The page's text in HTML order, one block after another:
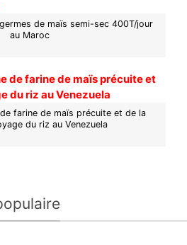
de maïs semi-sec 400T/jour
au Maroc
farine de maïs précuite et de la
du riz au Venezuela